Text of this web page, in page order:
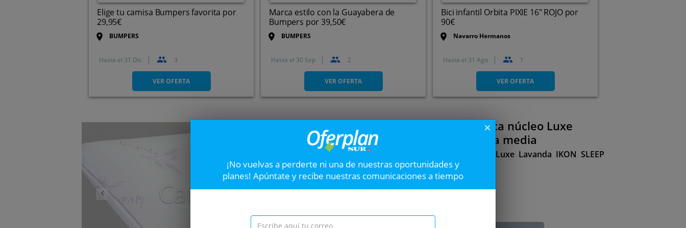
Elige tu camisa Bumpers favorita por
29,95€
BUMPERS
Hasta el 31 Dic 3
VER OFERTA
Marca estilo con la Guayabera de
Bumpers por 39,50€
BUMPERS
Hasta el 30 Sep 2
VER OFERTA
Bici infantil Orbita PIXIE 16" ROJO por
90€
Navarro Hermanos
Av. de José Ortega y Gasset,
258, Cruz de Humillad, 29006.
Hasta el 31 Ago 1
VER OFERTA
Caducada
SiguienteAlmohada 100% Viscoelástica núcleo Luxe
Lavanda IKON SLEEP firmeza media
Almohada 100% Viscoelástica núcleo Luxe Lavanda IKON SLEEP
firmeza media
close
¡No vuelvas a perderte ni una de nuestras oportunidades y
planes! Apúntate y recibe nuestras comunicaciones a tiempo